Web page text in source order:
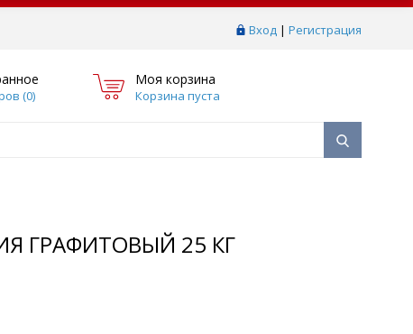
Вход | Регистрация
(0)
Моя корзина
Корзина пуста
ГРАФИТОВЫЙ 25 КГ